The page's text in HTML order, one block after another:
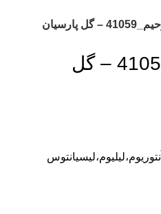
پارسیان
تاج گل ترحیم_41059 – گل